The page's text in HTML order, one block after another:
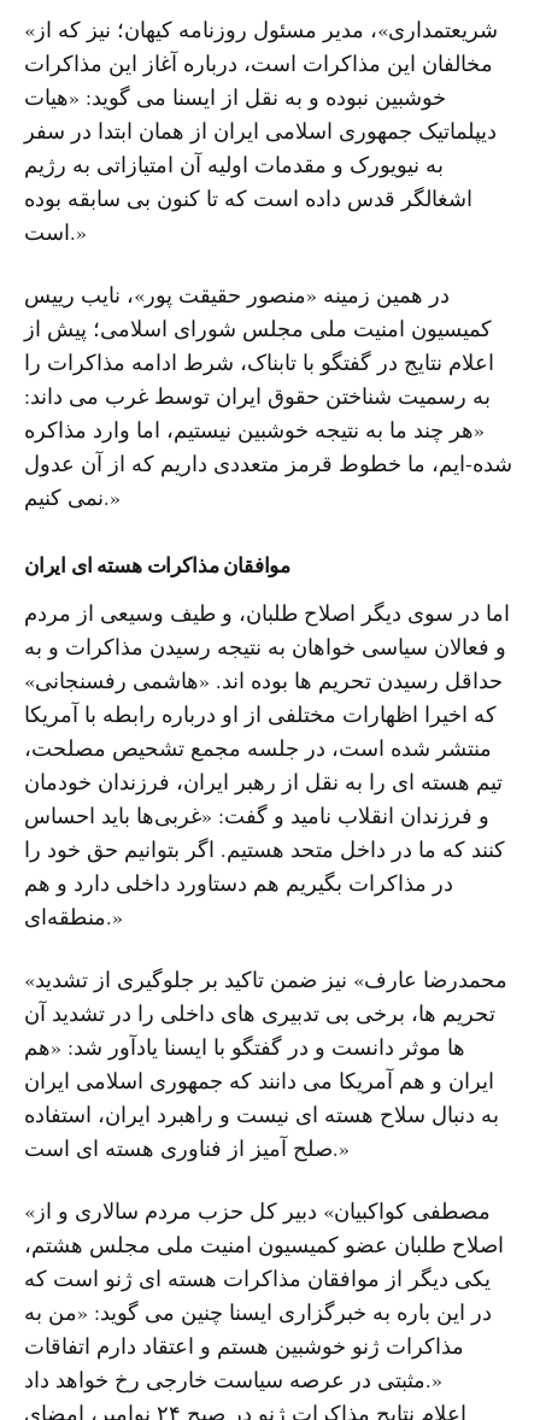
«شریعتمداری»، مدیر مسئول روزنامه کیهان؛ نیز که از
مخالفان این مذاکرات است، درباره آغاز این مذاکرات
خوشبین نبوده و به نقل از ایسنا می گوید: «هیات
دیپلماتیک جمهوری اسلامی ایران از همان ابتدا در سفر
به نیویورک و مقدمات اولیه آن امتیازاتی به رژیم
اشغالگر قدس داده است که تا کنون بی سابقه بوده
است.»
در همین زمینه «منصور حقیقت پور»، نایب رییس
کمیسیون امنیت ملی مجلس شورای اسلامی؛ پیش از
اعلام نتایج در گفتگو با تابناک، شرط ادامه مذاکرات را
به رسمیت شناختن حقوق ایران توسط غرب می داند:
«هر چند ما به نتیجه خوشبین نیستیم، اما وارد مذاکره
شده-ایم، ما خطوط قرمز متعددی داریم که از آن عدول
نمی کنیم.»
موافقان مذاکرات هسته ای ایران
اما در سوی دیگر اصلاح طلبان، و طیف وسیعی از مردم
و فعالان سیاسی خواهان به نتیجه رسیدن مذاکرات و به
حداقل رسیدن تحریم ها بوده اند. «هاشمی رفسنجانی»
که اخیرا اظهارات مختلفی از او درباره رابطه با آمریکا
منتشر شده است، در جلسه مجمع تشحیص مصلحت،
تیم هسته ای را به نقل از رهبر ایران، فرزندان خودمان
و فرزندان انقلاب نامید و گفت: «غربی‌ها باید احساس
کنند که ما در داخل متحد هستیم. اگر بتوانیم حق خود را
در مذاکرات بگیریم هم دستاورد داخلی دارد و هم
منطقه‌ای.»
«محمدرضا عارف» نیز ضمن تاکید بر جلوگیری از تشدید
تحریم ها، برخی بی تدبیری های داخلی را در تشدید آن
ها موثر دانست و در گفتگو با ایسنا یادآور شد: «هم
ایران و هم آمریکا می دانند که جمهوری اسلامی ایران
به دنبال سلاح هسته ای نیست و راهبرد ایران، استفاده
صلح آمیز از فناوری هسته ای است.»
«مصطفی کواکبیان» دبیر کل حزب مردم سالاری و از
اصلاح طلبان عضو کمیسیون امنیت ملی مجلس هشتم،
یکی دیگر از موافقان مذاکرات هسته ای ژنو است که
در این باره به خبرگزاری ایسنا چنین می گوید: «من به
مذاکرات ژنو خوشبین هستم و اعتقاد دارم اتفاقات
مثبتی در عرصه سیاست خارجی رخ خواهد داد.»
اعلام نتایج مذاکرات ژنو در صبح ۲۴ نوامبر، امضای